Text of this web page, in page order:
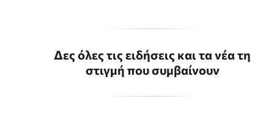
Δες όλες τις ειδήσεις και τα νέα τη
στιγμή που συμβαίνουν